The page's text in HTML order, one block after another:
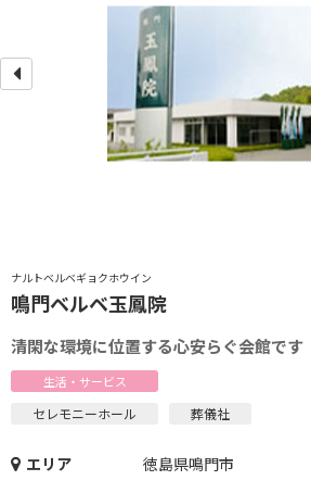
ナルトベルベギョクホウイン
鳴門ベルベ玉鳳院
清閑な環境に位置する心安らぐ会館です
生活・サービス
セレモニーホール 葬儀社
エリア
徳島県鳴門市